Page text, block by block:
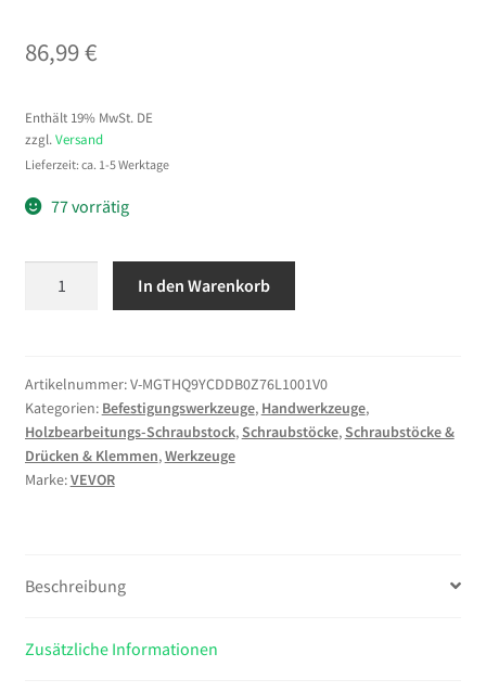
86,99€
Enthält 19% MwSt. DE
zzgl. Versand
Lieferzeit: ca. 1-5 Werktage
77 vorrätig
Holzbearbeitung,
22,86
cm
Backenbreite,
Schraubstock,
Gusseisenkonstruktion,
Frontanschlag,
In den Warenkorb
Artikelnummer:V-MGTHQ9YCDDB0Z76L1001V0
Kategorien: Befestigungswerkzeuge, Handwerkzeuge,
Holzbearbeitungs-Schraubstock,Schraubstöcke,Schraubstöcke &
Drücken & Klemmen,Werkzeuge
Marke:VEVOR
Beschreibung
Zusätzliche Informationen